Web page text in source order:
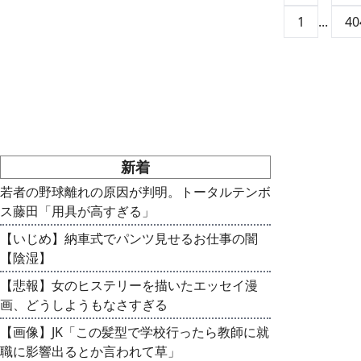
1
...
新着
若者の野球離れの原因が判明。トータルテンボ
ス藤田「用具が高すぎる」
【いじめ】納車式でパンツ見せるお仕事の闇
【陰湿】
【悲報】女のヒステリーを描いたエッセイ漫
画、どうしようもなさすぎる
【画像】JK「この髪型で学校行ったら教師に就
職に影響出るとか言われて草」